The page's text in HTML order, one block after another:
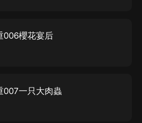
眾號，通過下方菜單欄里【我的-在
；
006櫻花宴后
007一只大肉蟲